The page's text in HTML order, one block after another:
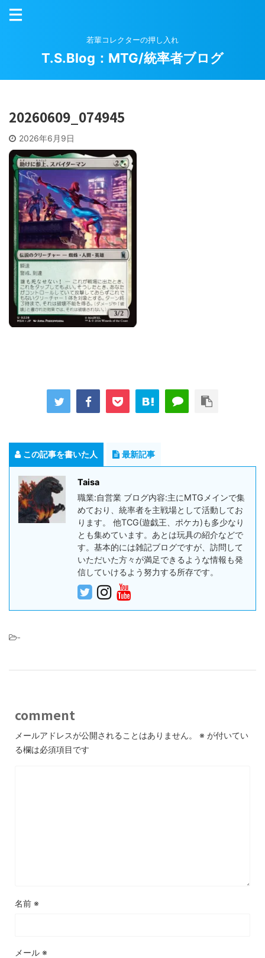
若輩コレクターの押し入れ
T.S.Blog：MTG/統率者ブログ
20260609_074945
2026年6月9日
この記事を書いた人 最新記事
Taisa
職業:自営業 ブログ内容:主にMTGメインで集
めており、統率者を主戦場として活動してお
ります。 他TCG(遊戯王、ポケカ)も多少なり
とも集めています。あとは玩具の紹介などで
す。基本的には雑記ブログですが、訪問して
いただいた方々が満足できるような情報も発
信していけるよう努力する所存です。
-
comment
メールアドレスが公開されることはありません。 ※ が付いてい
る欄は必須項目です
名前 ※
メール ※